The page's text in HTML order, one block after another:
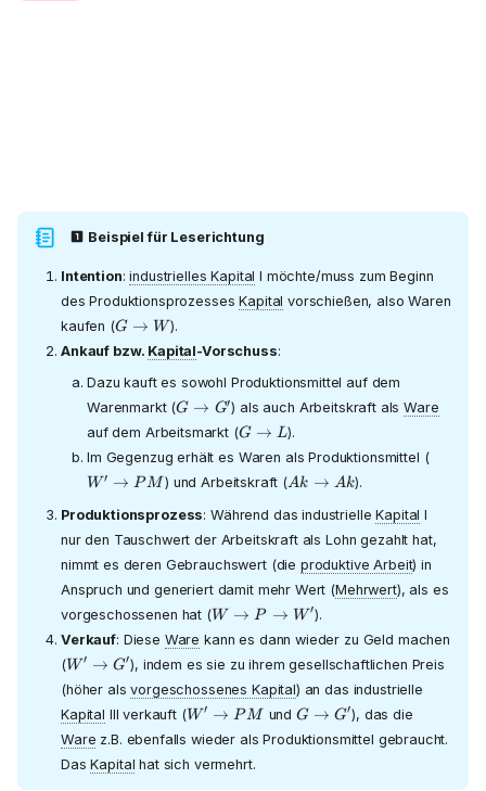
Beispiel für Leserichtung
Intention:industrielles Kapital I möchte/muss zum Beginn
des ProduktionsprozessesKapital vorschießen, also Waren
kaufen (G
→
W
G → W).
Ankauf bzw. Kapital-Vorschuss:
Dazu kauft es sowohl Produktionsmittel auf dem
Warenmarkt (G
→
G'
G → G′) als auch Arbeitskraft alsWare
auf dem Arbeitsmarkt (G
→
L
G → L).
Im Gegenzug erhält es Waren als Produktionsmittel (W'
W′ → PM ) und Arbeitskraft ( Ak
Ak
Ak → Ak).
Produktionsprozess: Während das industrielleKapital I
nur den Tauschwert der Arbeitskraft als Lohn gezahlt hat,
nimmt es deren Gebrauchswert (die produktive Arbeit) in
Anspruch und generiert damit mehr Wert (Mehrwert), als es
vorgeschossenen hat (W
P
→
W'
W → P → W′).
Verkauf: Diese Ware kann es dann wieder zu Geld machen
(W'
→
G'
W′ → G′), indem es sie zu ihrem gesellschaftlichen Preis
(höher alsvorgeschossenes Kapital) an das industrielle
Kapital III verkauft (W'
PM
W′ → P M und G
→
G'
G → G′), das die
Ware z.B. ebenfalls wieder als Produktionsmittel gebraucht.
DasKapital hat sich vermehrt.